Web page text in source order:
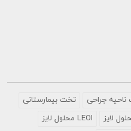
ناحیه جراحی
تخت بیمارستانی
LEOI محلول لایز